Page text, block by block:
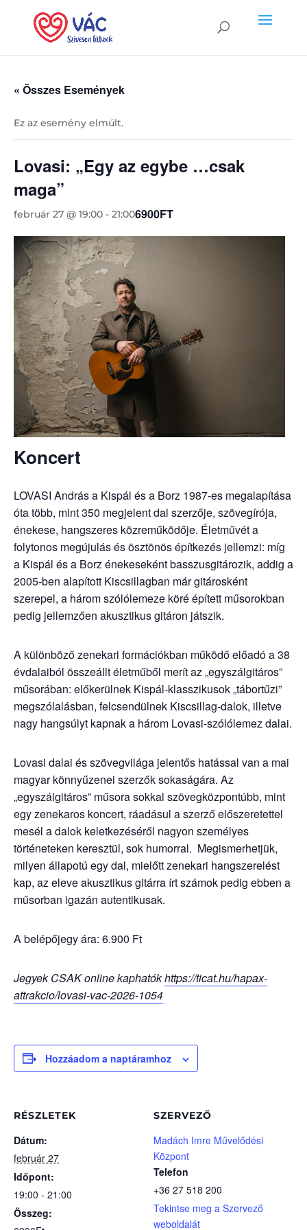
« Összes Események
Ez az esemény elmúlt.
Lovasi: „Egy az egybe …csak
maga”
február 27 @ 19:00 - 21:006900FT
Koncert
LOVASI András a Kispál és a Borz 1987-es megalapítása
óta több, mint 350 megjelent dal szerzője, szövegírója,
énekese, hangszeres közreműködője. Életművét a
folytonos megújulás és ösztönös építkezés jellemzi: míg
a Kispál és a Borz énekeseként basszusgitározik, addig a
2005-ben alapított Kiscsillagban már gitárosként
szerepel, a három szólólemeze köré épített műsorokban
pedig jellemzően akusztikus gitáron játszik.
A különböző zenekari formációkban működő előadó a 38
évdalaiból összeállt életműből merít az „egyszálgitáros”
műsorában: előkerülnek Kispál-klasszikusok „tábortűzi”
megszólalásban, felcsendülnek Kiscsillag-dalok, illetve
nagy hangsúlyt kapnak a három Lovasi-szólólemez dalai.
Lovasi dalai és szövegvilága jelentős hatással van a mai
magyar könnyűzenei szerzők sokaságára. Az
„egyszálgitáros” műsora sokkal szövegközpontúbb, mint
egy zenekaros koncert, ráadásul a szerző előszeretettel
mesél a dalok keletkezéséről nagyon személyes
történeteken keresztül, sok humorral. Megismerhetjük,
milyen állapotú egy dal, mielőtt zenekari hangszerelést
kap, az eleve akusztikus gitárra írt számok pedig ebben a
műsorban igazán autentikusak.
A belépőjegy ára: 6.900 Ft
Jegyek CSAK online kaphatókhttps://ticat.hu/hapax-
attrakcio/lovasi-vac-2026-1054
Hozzáadom a naptáramhoz
RÉSZLETEK
Dátum:
február 27
Időpont:
19:00 - 21:00
Összeg:
SZERVEZŐ
Madách Imre Művelődési
Központ
Telefon
+36 27 518 200
Tekintse meg a Szervező
weboldalát